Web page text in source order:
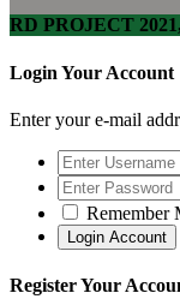
RD PROJECT
Login Your Account
Enter your e-mail
Remember
Register Your